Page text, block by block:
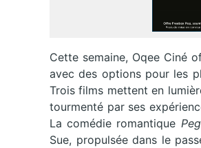
Cette semaine, Oqee Ciné
avec des options pour les
Trois films mettent en
tourmenté par ses
La comédie romantique
Sue, propulsée dans le